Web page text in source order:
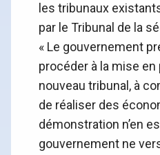
les tribunaux
par le Tribunal de la
« Le gouvernement
procéder à la mise en
nouveau tribunal, à
de réaliser des
démonstration n’en
gouvernement ne